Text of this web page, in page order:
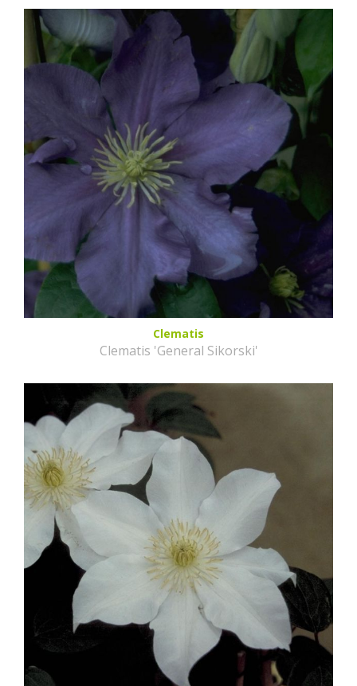
Clematis
Clematis 'General Sikorski'